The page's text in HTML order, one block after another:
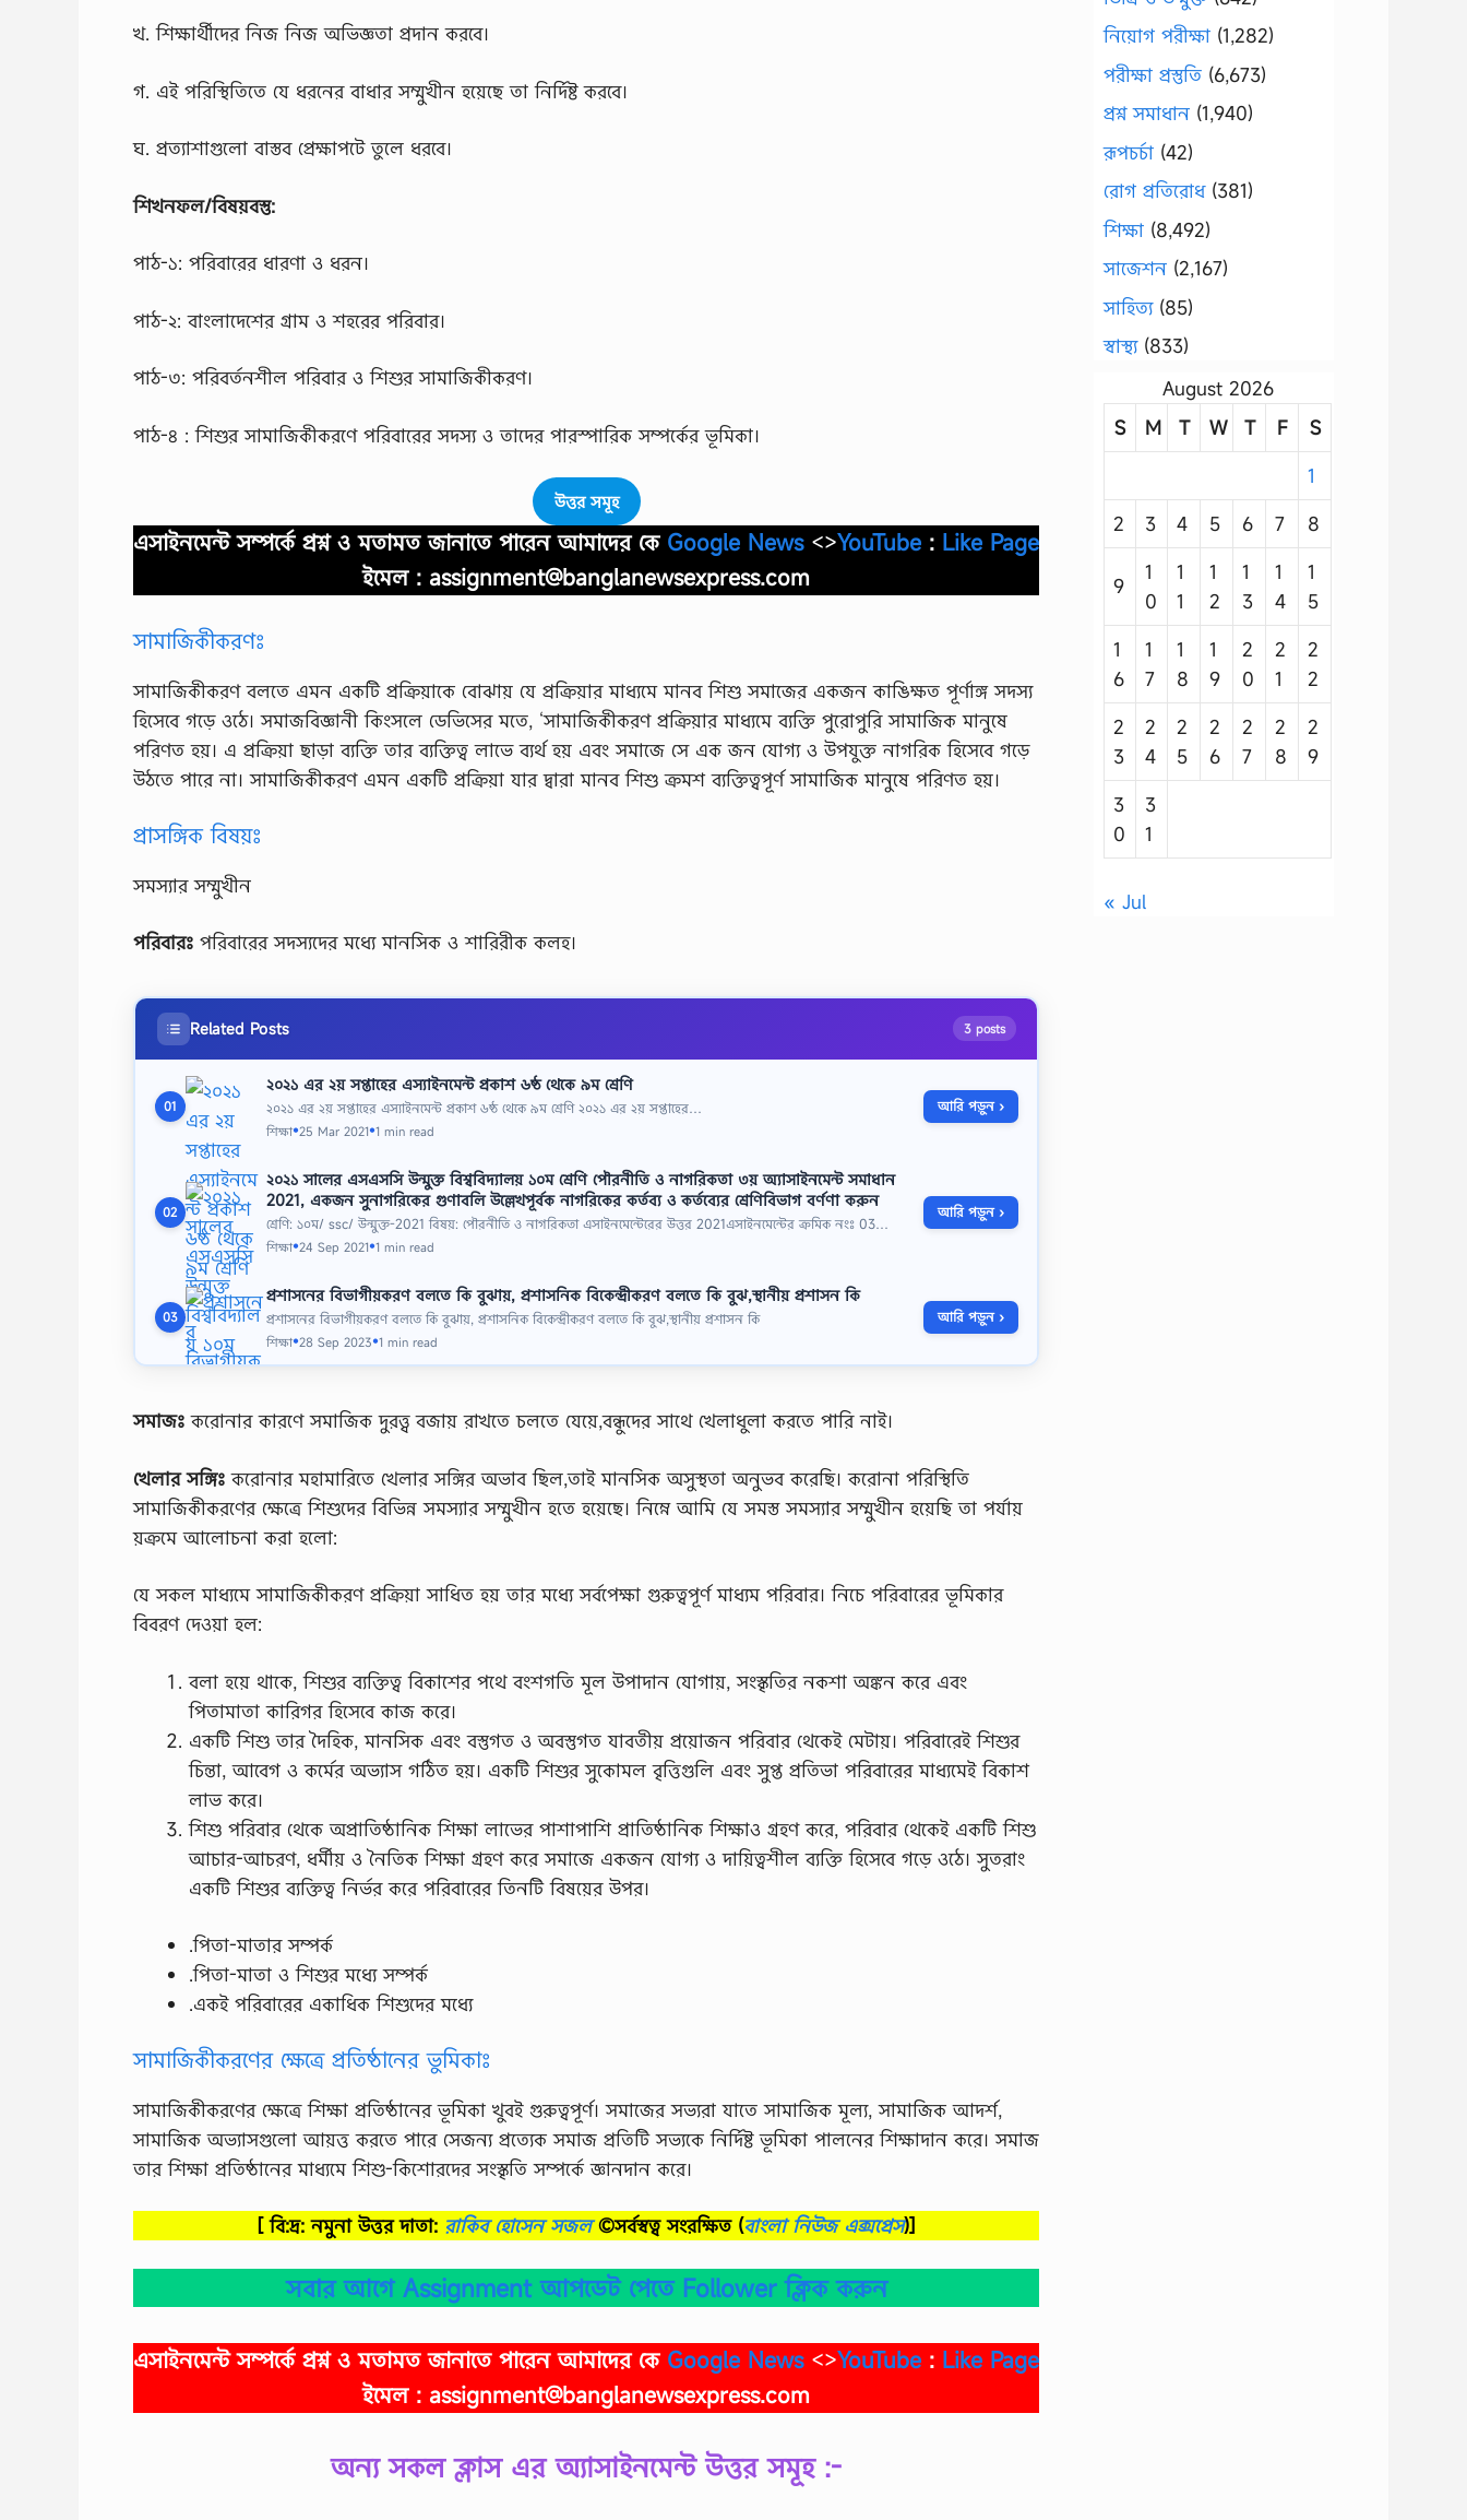
খ. শিক্ষার্থীদের নিজ নিজ অভিজ্ঞতা প্রদান করবে।
গ. এই পরিস্থিতিতে যে ধরনের বাধার সম্মুখীন হয়েছে তা নির্দিষ্ট করবে।
ঘ. প্রত্যাশাগুলাে বাস্তব প্রেক্ষাপটে তুলে ধরবে।
শিখনফল/বিষয়বস্তু:
পাঠ-১: পরিবারের ধারণা ও ধরন।
পাঠ-২: বাংলাদেশের গ্রাম ও শহরের পরিবার।
পাঠ-৩: পরিবর্তনশীল পরিবার ও শিশুর সামাজিকীকরণ।
পাঠ-৪ : শিশুর সামাজিকীকরণে পরিবারের সদস্য ও তাদের পারস্পারিক সম্পর্কের ভূমিকা।
উত্তর সমূহ
এসাইনমেন্ট সম্পর্কে প্রশ্ন ও মতামত জানাতে পারেন আমাদের কে Google News<>YouTube : Like Page
ইমেল : assignment@banglanewsexpress.com
সামাজিকীকরণঃ
সামাজিকীকরণ বলতে এমন একটি প্রক্রিয়াকে বােঝায় যে প্রক্রিয়ার মাধ্যমে মানব শিশু সমাজের একজন কাঙিক্ষত পূর্ণাঙ্গ সদস্য
হিসেবে গড়ে ওঠে। সমাজবিজ্ঞানী কিংসলে ডেভিসের মতে, ‘সামাজিকীকরণ প্রক্রিয়ার মাধ্যমে ব্যক্তি পুরােপুরি সামাজিক মানুষে
পরিণত হয়। এ প্রক্রিয়া ছাড়া ব্যক্তি তার ব্যক্তিত্ব লাভে ব্যর্থ হয় এবং সমাজে সে এক জন যােগ্য ও উপযুক্ত নাগরিক হিসেবে গড়ে
উঠতে পারে না। সামাজিকীকরণ এমন একটি প্রক্রিয়া যার দ্বারা মানব শিশু ক্রমশ ব্যক্তিত্বপূর্ণ সামাজিক মানুষে পরিণত হয়।
প্রাসঙ্গিক বিষয়ঃ
সমস্যার সম্মুখীন
পরিবারঃ পরিবারের সদস্যদের মধ্যে মানসিক ও শারিরীক কলহ।
Related Posts 3 posts
01
২০২১ এর ২য় সপ্তাহের এস্যাইনমেন্ট প্রকাশ ৬ষ্ঠ থেকে ৯ম শ্রেণি
২০২১ এর ২য় সপ্তাহের এস্যাইনমেন্ট প্রকাশ ৬ষ্ঠ থেকে ৯ম শ্রেণি ২০২১ এর ২য় সপ্তাহের…
শিক্ষা●25 Mar 2021●1 min read
আরি পড়ুন ›
02
২০২১ সালের এসএসসি উন্মুক্ত বিশ্ববিদ্যালয় ১০ম শ্রেণি পৌরনীতি ও নাগরিকতা ৩য় অ্যাসাইনমেন্ট সমাধান
2021, একজন সুনাগরিকের গুণাবলি উল্লেখপূর্বক নাগরিকের কর্তব্য ও কর্তব্যের শ্রেণিবিভাগ বর্ণণা করুন
শ্রেণি: ১০ম/ ssc/ উন্মুক্ত-2021 বিষয়: পৌরনীতি ও নাগরিকতা এসাইনমেন্টেরের উত্তর 2021এসাইনমেন্টের ক্রমিক নংঃ 03…
শিক্ষা●24 Sep 2021●1 min read
আরি পড়ুন ›
03
প্রশাসনের বিভাগীয়করণ বলতে কি বুঝায়, প্রশাসনিক বিকেন্দ্রীকরণ বলতে কি বুঝ,স্থানীয় প্রশাসন কি
প্রশাসনের বিভাগীয়করণ বলতে কি বুঝায়, প্রশাসনিক বিকেন্দ্রীকরণ বলতে কি বুঝ,স্থানীয় প্রশাসন কি
শিক্ষা●28 Sep 2023●1 min read
আরি পড়ুন ›
সমাজঃ করােনার কারণে সমাজিক দুরত্ত্ব বজায় রাখতে চলতে যেয়ে,বন্ধুদের সাথে খেলাধুলা করতে পারি নাই।
খেলার সঙ্গিঃ করােনার মহামারিতে খেলার সঙ্গির অভাব ছিল,তাই মানসিক অসুস্থতা অনুভব করেছি। করােনা পরিস্থিতি
সামাজিকীকরণের ক্ষেত্রে শিশুদের বিভিন্ন সমস্যার সম্মুখীন হতে হয়েছে। নিম্নে আমি যে সমস্ত সমস্যার সম্মুখীন হয়েছি তা পর্যায়
য়ক্রমে আলােচনা করা হলাে:
যে সকল মাধ্যমে সামাজিকীকরণ প্রক্রিয়া সাধিত হয় তার মধ্যে সর্বপেক্ষা গুরুত্বপূর্ণ মাধ্যম পরিবার। নিচে পরিবারের ভূমিকার
বিবরণ দেওয়া হল:
বলা হয়ে থাকে, শিশুর ব্যক্তিত্ব বিকাশের পথে বংশগতি মূল উপাদান যােগায়, সংস্কৃতির নকশা অঙ্কন করে এবং
পিতামাতা কারিগর হিসেবে কাজ করে।
একটি শিশু তার দৈহিক, মানসিক এবং বস্তুগত ও অবস্তুগত যাবতীয় প্রয়ােজন পরিবার থেকেই মেটায়। পরিবারেই শিশুর
চিন্তা, আবেগ ও কর্মের অভ্যাস গঠিত হয়। একটি শিশুর সুকোমল বৃত্তিগুলি এবং সুপ্ত প্রতিভা পরিবারের মাধ্যমেই বিকাশ
লাভ করে।
শিশু পরিবার থেকে অপ্রাতিষ্ঠানিক শিক্ষা লাভের পাশাপাশি প্রাতিষ্ঠানিক শিক্ষাও গ্রহণ করে, পরিবার থেকেই একটি শিশু
আচার-আচরণ, ধর্মীয় ও নৈতিক শিক্ষা গ্রহণ করে সমাজে একজন যােগ্য ও দায়িত্বশীল ব্যক্তি হিসেবে গড়ে ওঠে। সুতরাং
একটি শিশুর ব্যক্তিত্ব নির্ভর করে পরিবারের তিনটি বিষয়ের উপর।
.পিতা-মাতার সম্পর্ক
.পিতা-মাতা ও শিশুর মধ্যে সম্পর্ক
.একই পরিবারের একাধিক শিশুদের মধ্যে
সামাজিকীকরণের ক্ষেত্রে প্রতিষ্ঠানের ভুমিকাঃ
সামাজিকীকরণের ক্ষেত্রে শিক্ষা প্রতিষ্ঠানের ভূমিকা খুবই গুরুত্বপূর্ণ। সমাজের সভ্যরা যাতে সামাজিক মূল্য, সামাজিক আদর্শ,
সামাজিক অভ্যাসগুলাে আয়ত্ত করতে পারে সেজন্য প্রত্যেক সমাজ প্রতিটি সভ্যকে নির্দিষ্ট ভূমিকা পালনের শিক্ষাদান করে। সমাজ
তার শিক্ষা প্রতিষ্ঠানের মাধ্যমে শিশু-কিশােরদের সংস্কৃতি সম্পর্কে জ্ঞানদান করে।
[ বি:দ্র: নমুনা উত্তর দাতা: রাকিব হোসেন সজল©সর্বস্বত্ব সংরক্ষিত (বাংলা নিউজ এক্সপ্রেস)]
সবার আগে Assignment আপডেট পেতে Follower ক্লিক করুন
এসাইনমেন্ট সম্পর্কে প্রশ্ন ও মতামত জানাতে পারেন আমাদের কে Google News<>YouTube : Like Page
ইমেল : assignment@banglanewsexpress.com
অন্য সকল ক্লাস এর অ্যাসাইনমেন্ট উত্তর সমূহ :-
নিয়োগ পরীক্ষা (1,282)
পরীক্ষা প্রস্তুতি (6,673)
প্রশ্ন সমাধান (1,940)
রূপচর্চা (42)
রোগ প্রতিরোধ(381)
শিক্ষা (8,492)
সাজেশন (2,167)
সাহিত্য(85)
স্বাস্থ্য(833)
August 2026
S
M T W T F
S
1
2
3 4 5 6 7 8
9
1
0
1
1
1
2
1
3
1
4
1
5
1
6
1
7
1
8
1
9
2
0
2
1
2
2
2
3
2
4
2
5
2
6
2
7
2
8
2
9
3
0
3
1
« Jul